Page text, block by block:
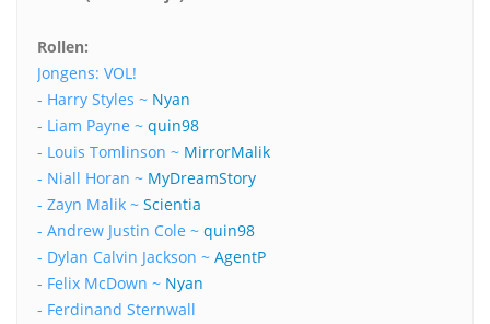
Rollen:
Jongens: VOL!
- Harry Styles ~ Nyan
- Liam Payne ~ quin98
- Louis Tomlinson ~ MirrorMalik
- Niall Horan ~ MyDreamStory
- Zayn Malik ~ Scientia
- Andrew Justin Cole ~ quin98
- Dylan Calvin Jackson ~ AgentP
- Felix McDown ~ Nyan
- Ferdinand Sternwall